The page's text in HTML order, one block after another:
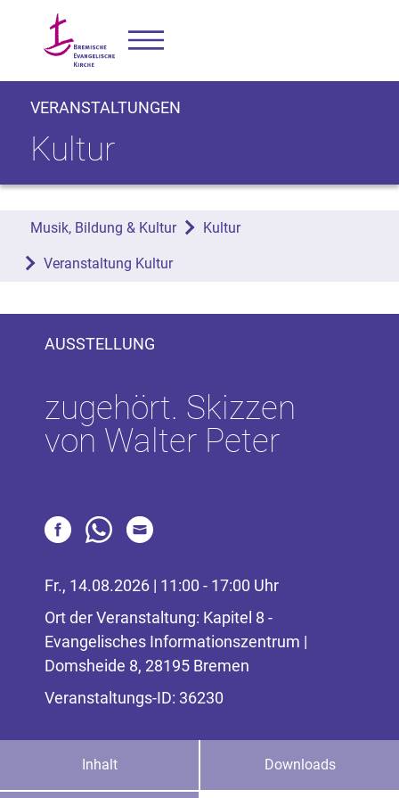
VERANSTALTUNGEN
Kultur
Musik, Bildung & Kultur Kultur
Veranstaltung Kultur
AUSSTELLUNG
zugehört. Skizzen
von Walter Peter
Fr., 14.08.2026 | 11:00 - 17:00 Uhr
Ort der Veranstaltung: Kapitel 8 -
Evangelisches Informationszentrum |
Domsheide 8, 28195 Bremen
Veranstaltungs-ID: 36230
Inhalt Downloads